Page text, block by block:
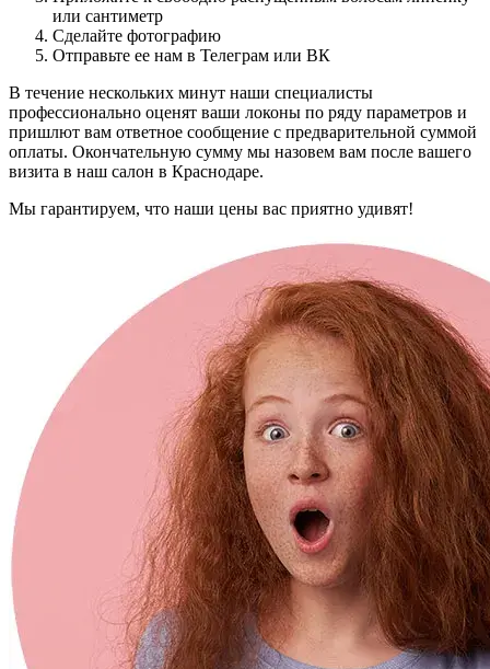
или сантиметр
Сделайте фотографию
Отправьте ее нам в Телеграм или ВК
В течение нескольких минут наши специалисты
профессионально оценят ваши локоны по ряду параметров и
пришлют вам ответное сообщение с предварительной суммой
оплаты. Окончательную сумму мы назовем вам после вашего
визита в наш салон в Краснодаре.
Мы гарантируем, что наши цены вас приятно удивят!